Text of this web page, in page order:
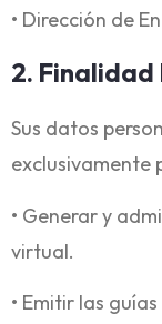
• Dirección de
2.
Sus datos
exclusivamente
• Generar y
virtual.
• Emitir las